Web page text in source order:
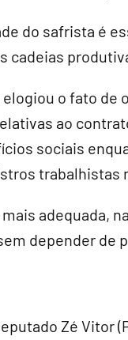
do safrista é
cadeias
o fato
ao
sociais
trabalhistas
adequada,
depender de
Zé Vitor